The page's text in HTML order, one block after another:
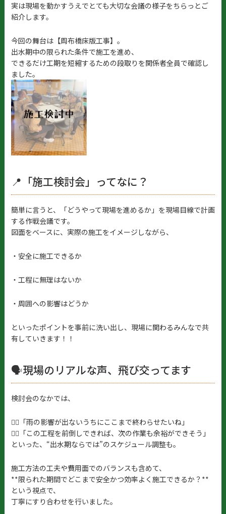
実は現場を動かすうえでとても大切な会議の様子をちらっとご
紹介します。
今回の舞台は【周布橋床版工事】。
出水期中の限られた条件で施工を進め、
できるだけ工期を短縮するための段取りを関係者全員で確認し
ました。
📍「施工検討会」ってなに？
簡単に言うと、「どうやって現場を進めるか」を現場目線で計画
する作戦会議です。
図面をベースに、実際の施工をイメージしながら、
・安全に施工できるか
・工程に無理はないか
・周囲への影響はどうか
といったポイントを事前に洗い出し、現場に関わるみんなで共
有していきます！！
🗣現場のリアルな声、飛び交ってます
検討会のなかでは、
👷‍♂️「雨の影響が出ないうちにここまで終わらせたいね」
👷‍♀️「この工程を前倒しできれば、次の作業も余裕ができそう」
といった、“出水期ならでは”のスケジュール調整も。
施工方法の工夫や費用面でのバランスも含めて、
**限られた期間でどこまで安全かつ効率よく施工できるか？**
という視点で、
丁寧にすり合わせを行いました。